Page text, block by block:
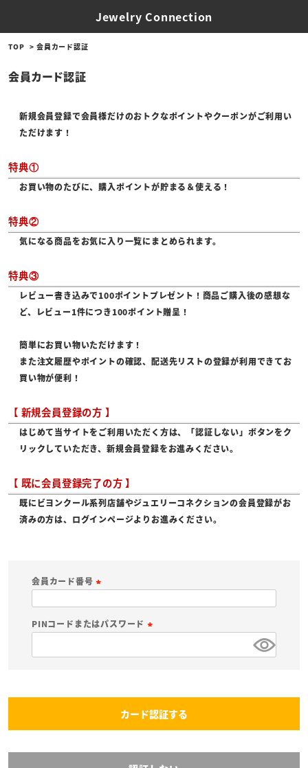
Jewelry Connection
TOP 会員カード認証
会員カード認証
新規会員登録で会員様だけのおトクなポイントやクーポンがご利用い
ただけます！
特典①
お買い物のたびに、購入ポイントが貯まる＆使える！
特典②
気になる商品をお気に入り一覧にまとめられます。
特典③
レビュー書き込みで100ポイントプレゼント！商品ご購入後の感想な
ど、レビュー1件につき100ポイント贈呈！
簡単にお買い物いただけます！
また注文履歴やポイントの確認、配送先リストの登録が利用できてお
買い物が便利！
【 新規会員登録の方 】
はじめて当サイトをご利用いただく方は、「認証しない」ボタンをク
リックしていただき、新規会員登録をお進みください。
【 既に会員登録完了の方 】
既にビヨンクール系列店舗やジュエリーコネクションの会員登録がお
済みの方は、ログインページよりお進みください。
会員カード番号
必
須
PINコードまたはパスワード
)
カード認証する